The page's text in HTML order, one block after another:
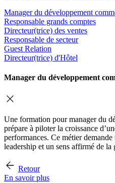
Manager du développement
Responsable grands comptes
Directeur(trice) des ventes
Responsable de secteur
Guest Relation
Directeur(trice) d'Hôtel
Manager du développement
Une formation pour manager du
prépare à piloter la croissance
performances. Ce métier
leadership et un sens affirmé de la
Retour
En savoir plus